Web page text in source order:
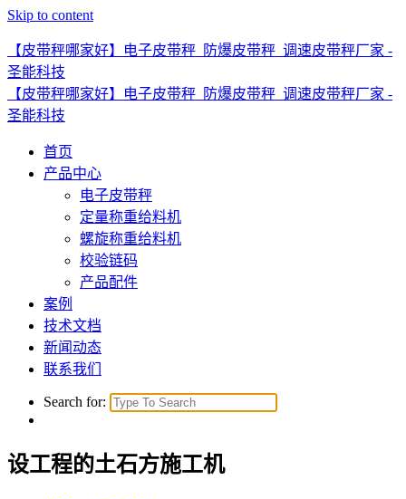
Skip to content
【皮带秤哪家好】电子皮带秤_防爆皮带秤_调速皮带秤厂家 -
圣能科技
【皮带秤哪家好】电子皮带秤_防爆皮带秤_调速皮带秤厂家 -
圣能科技
首页
产品中心
电子皮带秤
定量称重给料机
螺旋称重给料机
校验链码
产品配件
案例
技术文档
新闻动态
联系我们
Search for:
设工程的土石方施工机